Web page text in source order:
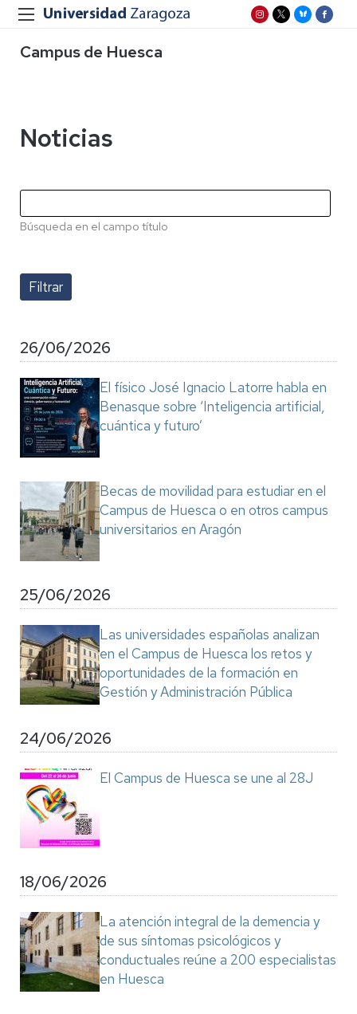
Campus de Huesca
Noticias
Búsqueda en el campo título
26/06/2026
El físico José Ignacio Latorre habla en
Benasque sobre ‘Inteligencia artificial,
cuántica y futuro’
Becas de movilidad para estudiar en el
Campus de Huesca o en otros campus
universitarios en Aragón
25/06/2026
Las universidades españolas analizan
en el Campus de Huesca los retos y
oportunidades de la formación en
Gestión y Administración Pública
24/06/2026
El Campus de Huesca se une al 28J
18/06/2026
La atención integral de la demencia y
de sus síntomas psicológicos y
conductuales reúne a 200 especialistas
en Huesca